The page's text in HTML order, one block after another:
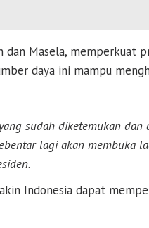
dan Masela, memperkuat
daya ini mampu
sudah diketemukan dan
lagi akan membuka
Indonesia dapat